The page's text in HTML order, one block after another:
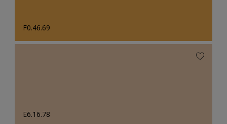
F0.46.69
E6.16.78